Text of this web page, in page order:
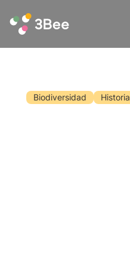
Biodiversidad Historia